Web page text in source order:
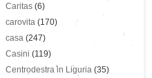
Caritas (6)
carovita (170)
casa (247)
Casini (119)
Centrodestra in Liguria (35)